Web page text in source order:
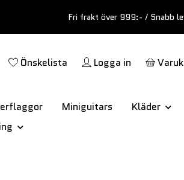
Fri frakt över 999:- / Snabb
Önskelista Logga in
Miniguitars
Kläder